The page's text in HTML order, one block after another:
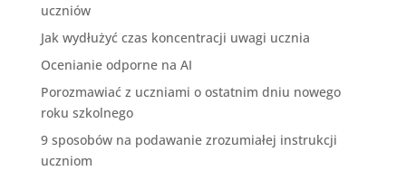
uczniów
Jak wydłużyć czas koncentracji uwagi ucznia
Ocenianie odporne na AI
Porozmawiać z uczniami o ostatnim dniu nowego
roku szkolnego
9 sposobów na podawanie zrozumiałej instrukcji
uczniom